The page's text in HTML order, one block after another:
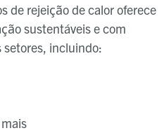
de rejeição de calor oferece
sustentáveis e com
incluindo: